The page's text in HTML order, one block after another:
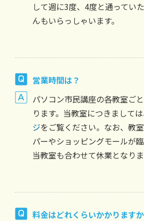
して週に3度、4度と通ってい
んもいらっしゃいます。
営業時間は？
パソコン市民講座の各教室ご
ります。当教室につきましては
ジをご覧ください。なお、教
パーやショッピングモールが
当教室も合わせて休業となりま
料金はどれくらいかかります